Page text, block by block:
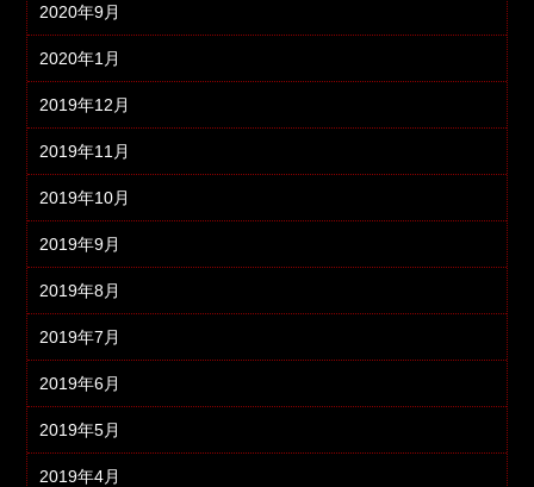
2020年9月
2020年1月
2019年12月
2019年11月
2019年10月
2019年9月
2019年8月
2019年7月
2019年6月
2019年5月
2019年4月